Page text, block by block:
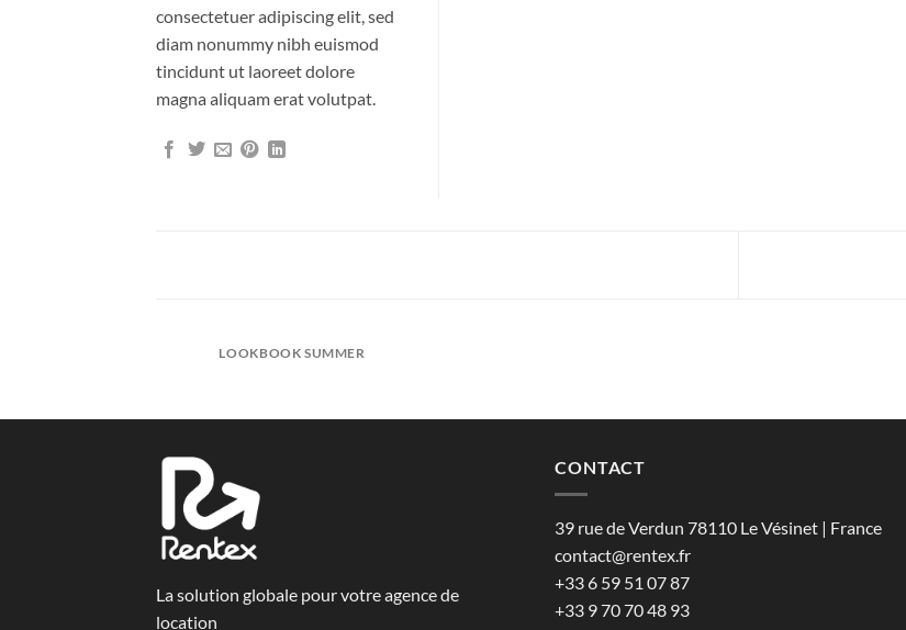
consectetuer adipiscing elit, sed
diam nonummy nibh euismod
tincidunt ut laoreet dolore
magna aliquam erat volutpat.
LOOKBOOK SUMMER
La solution globale pour votre agence de
location
CONTACT
39 rue de Verdun 78110 Le Vésinet | France
contact@rentex.fr
+33 6 59 51 07 87
+33 9 70 70 48 93